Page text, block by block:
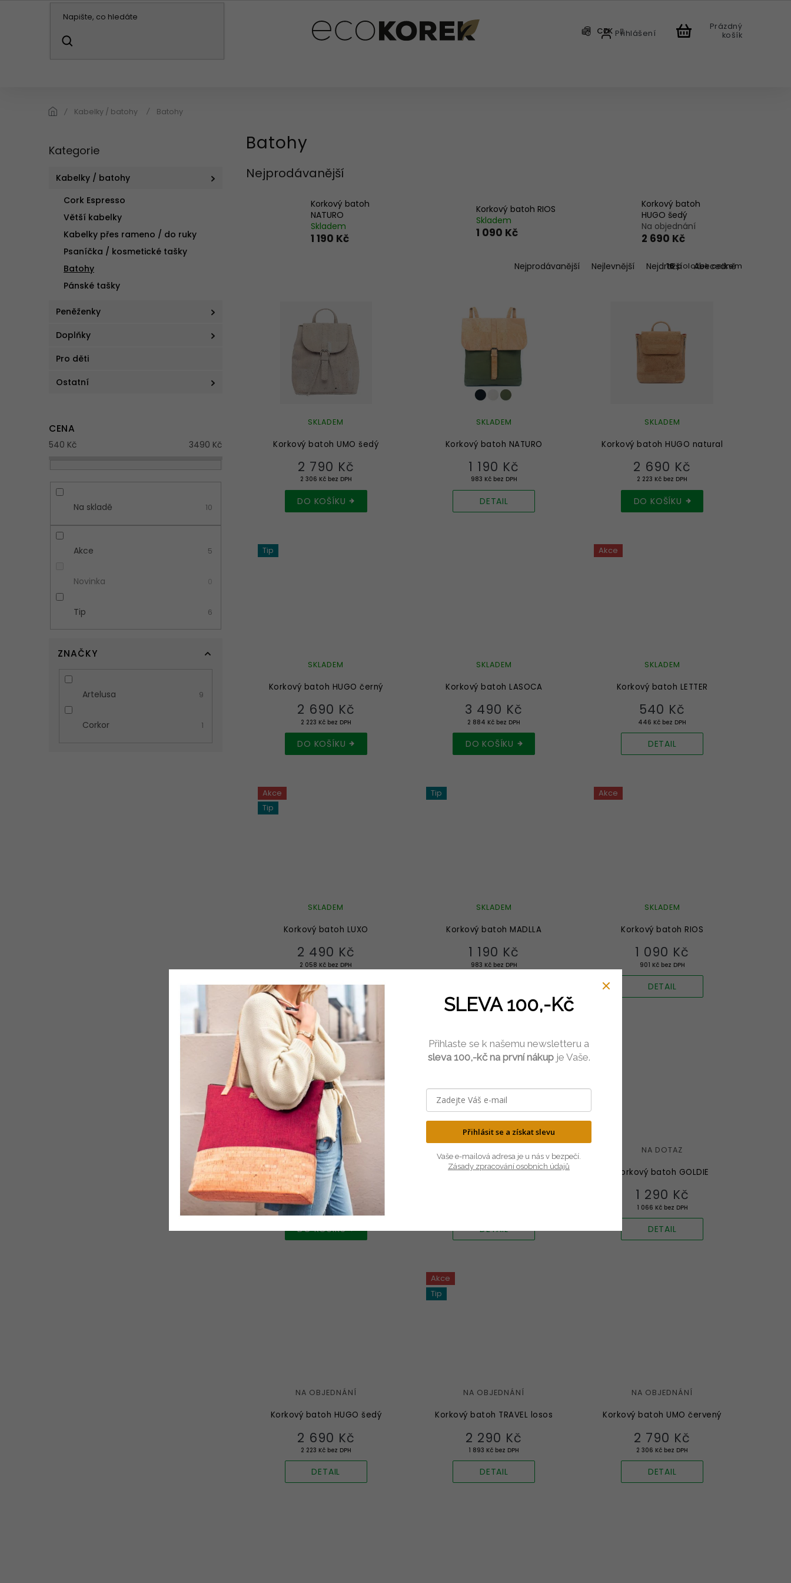
CZK Přihlášení
HLEDAT
Prázdný
košík
Kabelky / batohy Batohy
o
Přeskočit
kategorie
Kategorie
Kabelky / batohy
Cork Espresso
Větší kabelky
Kabelky přes rameno / do ruky
Psaníčka / kosmetické tašky
Batohy
Pánské tašky
Peněženky
Doplňky
Pro děti
Ostatní
CENA
540 Kč 3490 Kč
Na skladě 10
Akce 5
Novinka 0
Tip 6
ZNAČKY
Artelusa 9
Corkor 1
Batohy
Nejprodávanější
Korkový batoh
NATURO
Skladem
1 190 Kč
Korkový batoh RIOS
Skladem
1 090 Kč
Korkový batoh
HUGO šedý
Na objednání
2 690 Kč
a
n
í
o
u
k
ů
Nejprodávanější Nejlevnější Nejdražší Abecedně
16položek celkem
Korkový batoh UMO šedý
SKLADEM
2 306 Kč bez DPH
2 790 Kč
DO KOŠÍKU
Korkový batoh NATURO
SKLADEM
983 Kč bez DPH
1 190 Kč
DETAIL
Korkový batoh HUGO natural
SKLADEM
2 223 Kč bez DPH
2 690 Kč
DO KOŠÍKU
Tip
Korkový batoh HUGO černý
SKLADEM
2 223 Kč bez DPH
2 690 Kč
DO KOŠÍKU
Korkový batoh LASOCA
SKLADEM
2 884 Kč bez DPH
3 490 Kč
DO KOŠÍKU
Akce
Korkový batoh LETTER
SKLADEM
446 Kč bez DPH
540 Kč
DETAIL
Akce
Tip
Korkový batoh LUXO
SKLADEM
2 058 Kč bez DPH
2 490 Kč
DO KOŠÍKU
Tip
Korkový batoh MADLLA
SKLADEM
983 Kč bez DPH
1 190 Kč
Akce
Korkový batoh RIOS
SKLADEM
901 Kč bez DPH
1 090 Kč
DETAIL
Akce
Tip
Korkový batoh TRAVEL šedý
SKLADEM
1 893 Kč bez DPH
2 290 Kč
DO KOŠÍKU
Korkový batoh MADALENA
DETAIL
Korkový batoh GOLDIE
NA DOTAZ
1 066 Kč bez DPH
1 290 Kč
DETAIL
Korkový batoh HUGO šedý
NA OBJEDNÁNÍ
2 223 Kč bez DPH
2 690 Kč
DETAIL
Akce
Tip
Korkový batoh TRAVEL losos
NA OBJEDNÁNÍ
1 893 Kč bez DPH
2 290 Kč
DETAIL
Korkový batoh UMO červený
NA OBJEDNÁNÍ
2 306 Kč bez DPH
2 790 Kč
DETAIL
SLEVA 100,-Kč
Přihlaste se k našemu newsletteru a
sleva 100,-kč na první nákupje Vaše.
Přihlásit se a získat slevu
Vaše e-mailová adresa je u nás v bezpečí.
Zásady zpracování osobních údajů